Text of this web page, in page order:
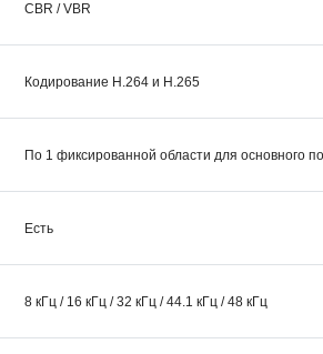
CBR / VBR
Кодирование H.264 и H.265
По 1 фиксированной области для основного
Есть
8 кГц / 16 кГц / 32 кГц / 44.1 кГц / 48 кГц